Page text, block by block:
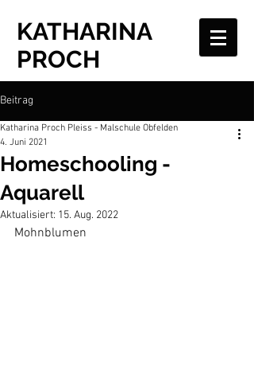
KATHARINA
PROCH
Beitrag
Homeschooling -
Aquarell
Katharina Proch Pleiss - Malschule Obfelden
4. Juni 2021
Aktualisiert: 15. Aug. 2022
Mohnblumen